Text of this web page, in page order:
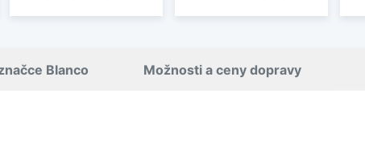
Blanco Možnosti a ceny dopravy